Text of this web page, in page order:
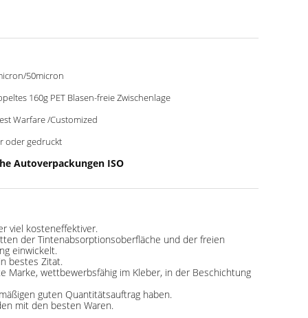
50micron
160g PET Blasen-freie Zwischenlage
Warfare /Customized
oder gedruckt
Autoverpackungen ISO
viel kosteneffektiver.
der Tintenabsorptionsoberfläche und der freien
einwickelt.
bestes Zitat.
Marke, wettbewerbsfähig im Kleber, in der Beschichtung
guten Quantitätsauftrag haben.
mit den besten Waren.